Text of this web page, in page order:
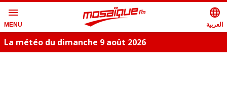
menu
MENU
language
العربية
La météo du dimanche 9 août 2026